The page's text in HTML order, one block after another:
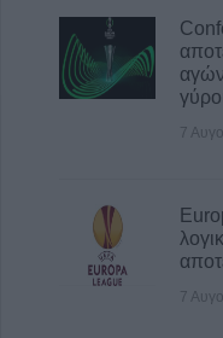
7
7